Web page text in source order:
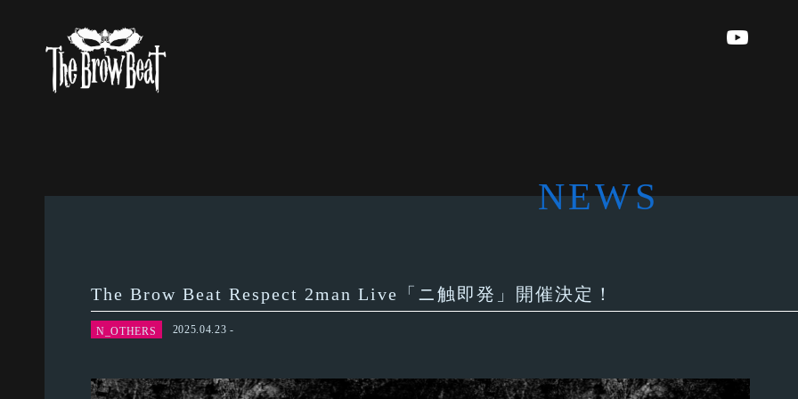
NEWS
The Brow Beat Respect 2man Live「ニ触即発」開催決定！
N_OTHERS 2025.04.23